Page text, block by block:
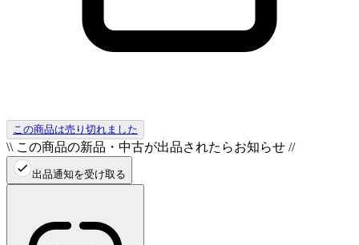
この商品は売り切れました
\\ この商品の新品・中古が出品されたらお知らせ //
出品通知を受け取る